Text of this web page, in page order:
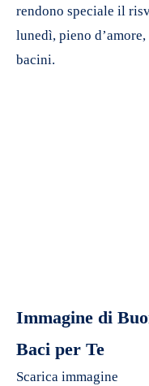
rendono speciale il
lunedì, pieno
bacini.
Immagine di
Baci per Te
Scarica immagine